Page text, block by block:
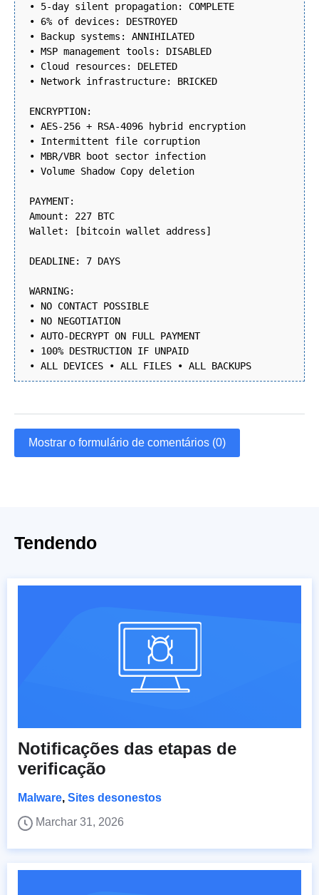
• 5-day silent propagation: COMPLETE
• 6% of devices: DESTROYED
• Backup systems: ANNIHILATED
• MSP management tools: DISABLED
• Cloud resources: DELETED
• Network infrastructure: BRICKED
ENCRYPTION:
• AES-256 + RSA-4096 hybrid encryption
• Intermittent file corruption
• MBR/VBR boot sector infection
• Volume Shadow Copy deletion
PAYMENT:
Amount: 227 BTC
Wallet: [bitcoin wallet address]
DEADLINE: 7 DAYS
WARNING:
• NO CONTACT POSSIBLE
• NO NEGOTIATION
• AUTO-DECRYPT ON FULL PAYMENT
• 100% DESTRUCTION IF UNPAID
• ALL DEVICES • ALL FILES • ALL BACKUPS
Mostrar o formulário de comentários (0)
Tendendo
Notificações das etapas de
verificação
Malware, Sites desonestos
Marchar 31, 2026